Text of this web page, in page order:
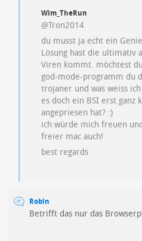
Wim_TheRun
@Tron2014
du musst ja echt ein
Lösung hast die ultimativ
Viren kommt. möchtest
god-mode-programm du
trojaner und was weiss
es doch ein BSI erst ganz
angepriesen hat? :)
ich würde mich freuen
freier mac auch!
best regards
Robin
Betrifft das nur das